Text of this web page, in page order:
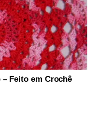
Feito em Crochê